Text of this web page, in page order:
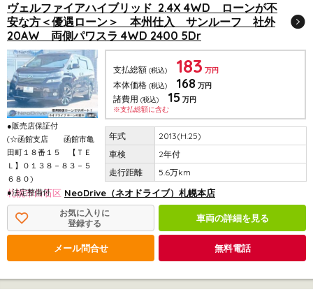
ヴェルファイアハイブリッド 2.4X 4WD ローンが不
安な方＜優遇ローン＞ 本州仕入 サンルーフ 社外
20AW 両側パワスラ 4WD 2400 5Dr
●販売店保証付
(☆函館支店 函館市亀
田町１８番１５ 【ＴＥ
Ｌ】０１３８－８３－５
６８０)
●法定整備付
支払総額 (税込) 183 万円
本体価格 (税込) 168 万円
諸費用 (税込) 15 万円
※支払総額に含む
2013(H.25)
2年付
5.6万km
札幌市白石区 NeoDrive（ネオドライブ）札幌本店
お気に入りに
登録する
車両の詳細を見る
メール問合せ 無料電話